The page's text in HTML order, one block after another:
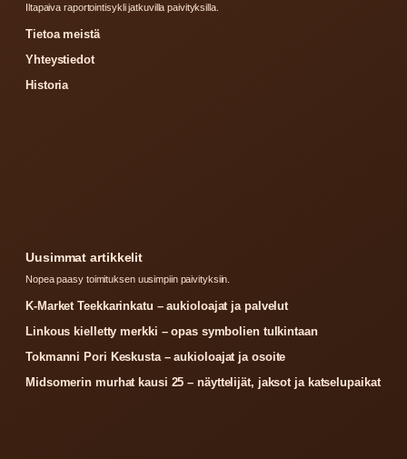
Iltapaiva raportointisykli jatkuvilla paivityksilla.
Tietoa meistä
Yhteystiedot
Historia
Uusimmat artikkelit
Nopea paasy toimituksen uusimpiin paivityksiin.
K-Market Teekkarinkatu – aukioloajat ja palvelut
Linkous kielletty merkki – opas symbolien tulkintaan
Tokmanni Pori Keskusta – aukioloajat ja osoite
Midsomerin murhat kausi 25 – näyttelijät, jaksot ja katselupaikat